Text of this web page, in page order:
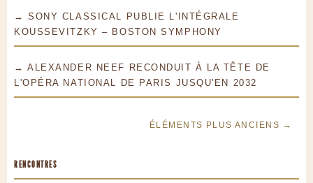
→ SONY CLASSICAL PUBLIE L'INTÉGRALE
KOUSSEVITZKY – BOSTON SYMPHONY
→ ALEXANDER NEEF RECONDUIT À LA TÊTE DE
L'OPÉRA NATIONAL DE PARIS JUSQU'EN 2032
ÉLÉMENTS PLUS ANCIENS →
RENCONTRES